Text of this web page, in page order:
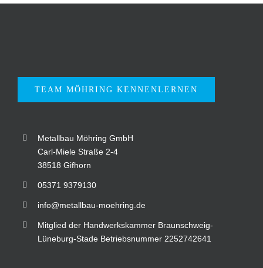
TEAM MÖHRING KENNENLERNEN
Metallbau Möhring GmbH
Carl-Miele Straße 2-4
38518 Gifhorn
05371 9379130
info@metallbau-moehring.de
Mitglied der Handwerkskammer Braunschweig-
Lüneburg-Stade Betriebsnummer 2252742641